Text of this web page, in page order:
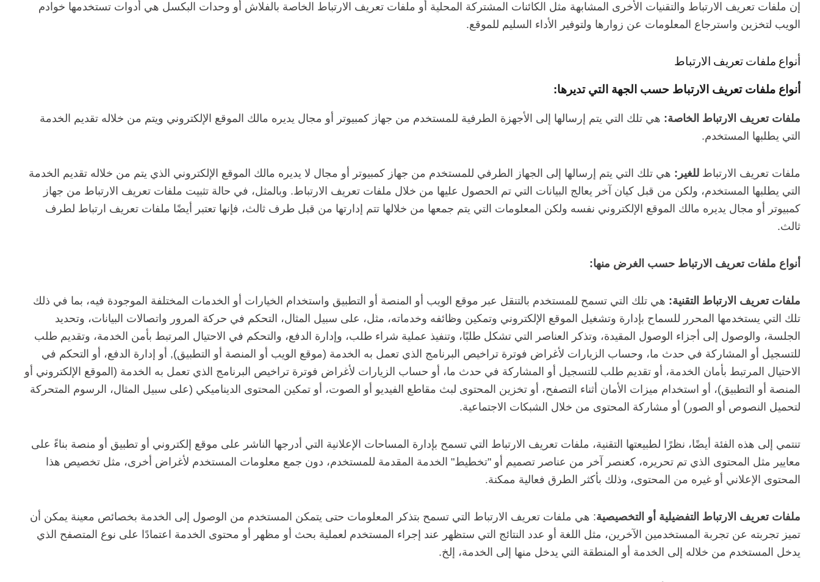
إن ملفات تعريف الارتباط والتقنيات الأخرى المشابهة مثل الكائنات المشتركة المحلية أو ملفات تعريف الارتباط الخاصة بالفلاش أو وحدات البكسل هي أدوات تستخدمها خوادم
الويب لتخزين واسترجاع المعلومات عن زوارها ولتوفير الأداء السليم للموقع.
أنواع ملفات تعريف الارتباط
أنواع ملفات تعريف الارتباط حسب الجهة التي تديرها:
ملفات تعريف الارتباط الخاصة: هي تلك التي يتم إرسالها إلى الأجهزة الطرفية للمستخدم من جهاز كمبيوتر أو مجال يديره مالك الموقع الإلكتروني ويتم من خلاله تقديم الخدمة
التي يطلبها المستخدم.
ملفات تعريف الارتباط للغير: هي تلك التي يتم إرسالها إلى الجهاز الطرفي للمستخدم من جهاز كمبيوتر أو مجال لا يديره مالك الموقع الإلكتروني الذي يتم من خلاله تقديم الخدمة
التي يطلبها المستخدم، ولكن من قبل كيان آخر يعالج البيانات التي تم الحصول عليها من خلال ملفات تعريف الارتباط. وبالمثل، في حالة تثبيت ملفات تعريف الارتباط من جهاز
كمبيوتر أو مجال يديره مالك الموقع الإلكتروني نفسه ولكن المعلومات التي يتم جمعها من خلالها تتم إدارتها من قبل طرف ثالث، فإنها تعتبر أيضًا ملفات تعريف ارتباط لطرف
ثالث.
أنواع ملفات تعريف الارتباط حسب الغرض منها:
ملفات تعريف الارتباط التقنية: هي تلك التي تسمح للمستخدم بالتنقل عبر موقع الويب أو المنصة أو التطبيق واستخدام الخيارات أو الخدمات المختلفة الموجودة فيه، بما في ذلك
تلك التي يستخدمها المحرر للسماح بإدارة وتشغيل الموقع الإلكتروني وتمكين وظائفه وخدماته، مثل، على سبيل المثال، التحكم في حركة المرور واتصالات البيانات، وتحديد
الجلسة، والوصول إلى أجزاء الوصول المقيدة، وتذكر العناصر التي تشكل طلبًا، وتنفيذ عملية شراء طلب، وإدارة الدفع، والتحكم في الاحتيال المرتبط بأمن الخدمة، وتقديم طلب
للتسجيل أو المشاركة في حدث ما، وحساب الزيارات لأغراض فوترة تراخيص البرنامج الذي تعمل به الخدمة (موقع الويب أو المنصة أو التطبيق), أو إدارة الدفع، أو التحكم في
الاحتيال المرتبط بأمان الخدمة، أو تقديم طلب للتسجيل أو المشاركة في حدث ما، أو حساب الزيارات لأغراض فوترة تراخيص البرنامج الذي تعمل به الخدمة (الموقع الإلكتروني أو
المنصة أو التطبيق)، أو استخدام ميزات الأمان أثناء التصفح، أو تخزين المحتوى لبث مقاطع الفيديو أو الصوت، أو تمكين المحتوى الديناميكي (على سبيل المثال، الرسوم المتحركة
لتحميل النصوص أو الصور) أو مشاركة المحتوى من خلال الشبكات الاجتماعية.
تنتمي إلى هذه الفئة أيضًا، نظرًا لطبيعتها التقنية، ملفات تعريف الارتباط التي تسمح بإدارة المساحات الإعلانية التي أدرجها الناشر على موقع إلكتروني أو تطبيق أو منصة بناءً على
معايير مثل المحتوى الذي تم تحريره، كعنصر آخر من عناصر تصميم أو "تخطيط" الخدمة المقدمة للمستخدم، دون جمع معلومات المستخدم لأغراض أخرى، مثل تخصيص هذا
المحتوى الإعلاني أو غيره من المحتوى، وذلك بأكثر الطرق فعالية ممكنة.
ملفات تعريف الارتباط التفضيلية أو التخصيصية: هي ملفات تعريف الارتباط التي تسمح بتذكر المعلومات حتى يتمكن المستخدم من الوصول إلى الخدمة بخصائص معينة يمكن أن
تميز تجربته عن تجربة المستخدمين الآخرين، مثل اللغة أو عدد النتائج التي ستظهر عند إجراء المستخدم لعملية بحث أو مظهر أو محتوى الخدمة اعتمادًا على نوع المتصفح الذي
يدخل المستخدم من خلاله إلى الخدمة أو المنطقة التي يدخل منها إلى الخدمة، إلخ.